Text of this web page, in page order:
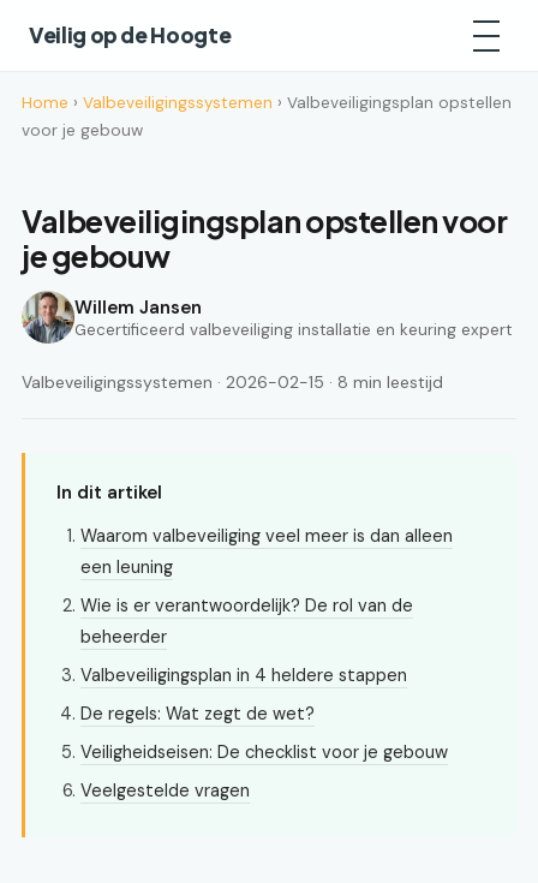
Veilig op de Hoogte
Home › Valbeveiligingssystemen › Valbeveiligingsplan opstellen
voor je gebouw
Valbeveiligingsplan opstellen voor
je gebouw
Willem Jansen
Gecertificeerd valbeveiliging installatie en keuring expert
Valbeveiligingssystemen · 2026-02-15 · 8 min leestijd
In dit artikel
Waarom valbeveiliging veel meer is dan alleen
een leuning
Wie is er verantwoordelijk? De rol van de
beheerder
Valbeveiligingsplan in 4 heldere stappen
De regels: Wat zegt de wet?
Veiligheidseisen: De checklist voor je gebouw
Veelgestelde vragen